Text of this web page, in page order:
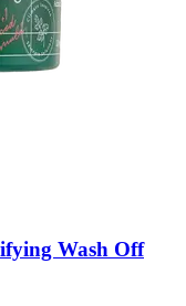
Wash Off